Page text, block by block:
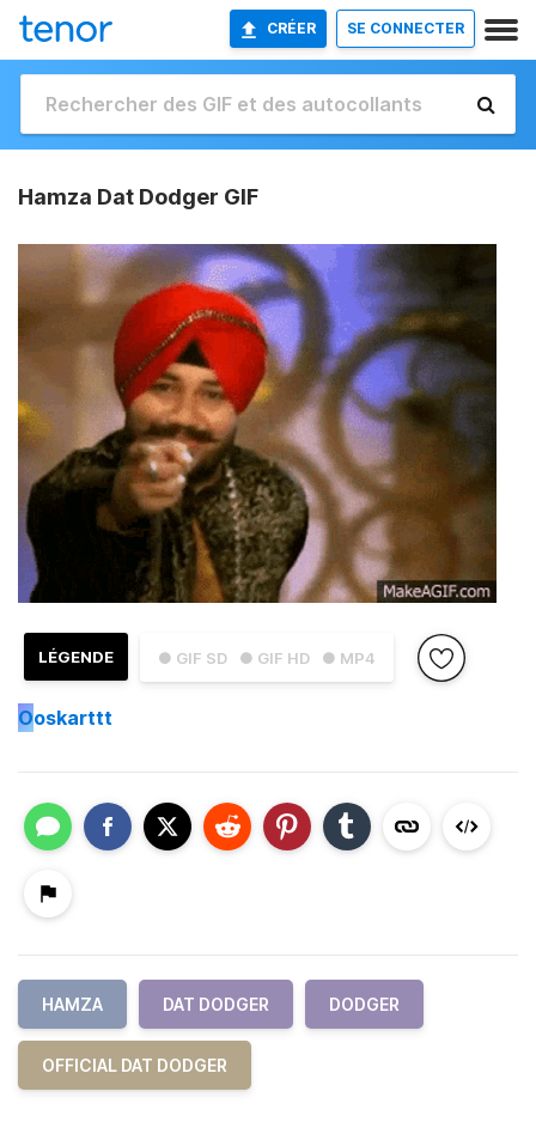
CRÉER SE CONNECTER
Hamza Dat Dodger GIF
● GIF SD ● GIF HD ● MP4
LÉGENDE
Ooskarttt
HAMZA DAT DODGER DODGER
OFFICIAL DAT DODGER